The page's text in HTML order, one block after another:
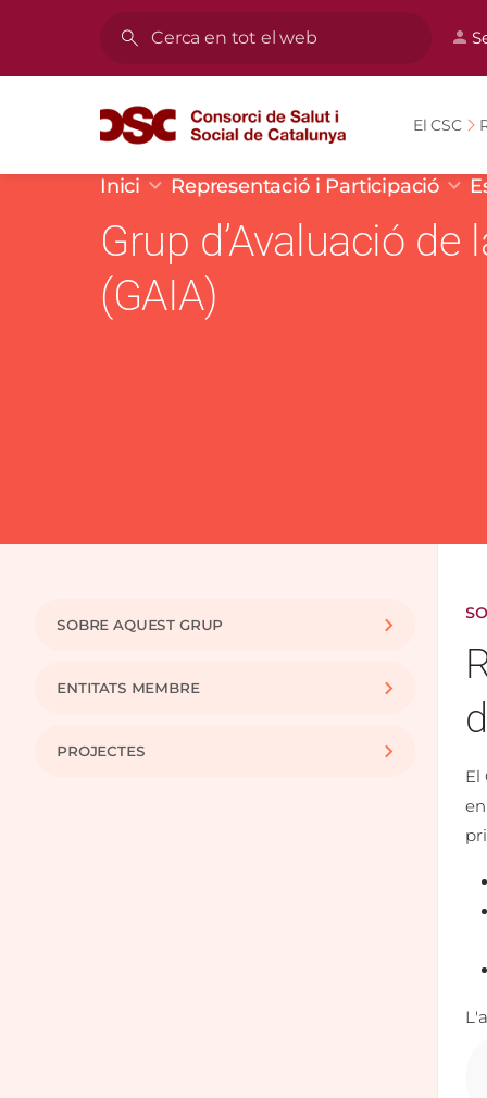
Cerca
El CSC
Fil d'ariadna
Inici Representació i Participació
Grup d’Avaluació de
(GAIA)
SOBRE AQUEST GRUP
ENTITATS MEMBRE
Projectes
El